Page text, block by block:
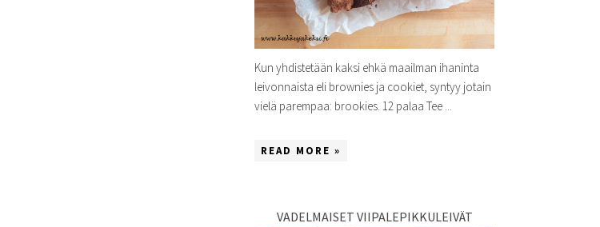
Kun yhdistetään kaksi ehkä maailman ihaninta
leivonnaista eli brownies ja cookiet, syntyy jotain
vielä parempaa: brookies. 12 palaa Tee ...
READ MORE »
VADELMAISET VIIPALEPIKKULEIVÄT